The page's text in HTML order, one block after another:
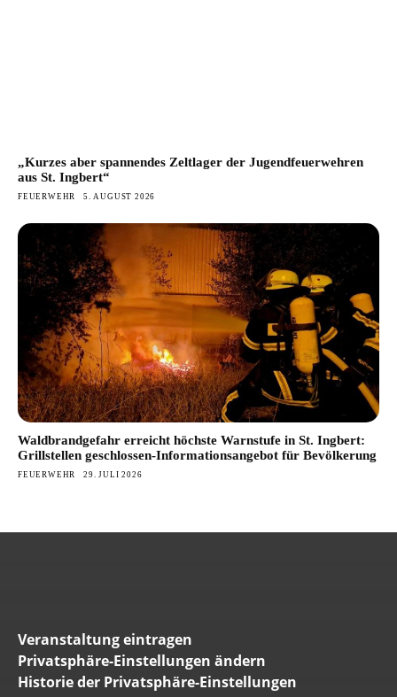
„Kurzes aber spannendes Zeltlager der Jugendfeuerwehren
aus St. Ingbert“
FEUERWEHR 5. AUGUST 2026
Waldbrandgefahr erreicht höchste Warnstufe in St. Ingbert:
Grillstellen geschlossen-Informationsangebot für Bevölkerung
FEUERWEHR 29. JULI 2026
Veranstaltung eintragen
Privatsphäre-Einstellungen ändern
Historie der Privatsphäre-Einstellungen